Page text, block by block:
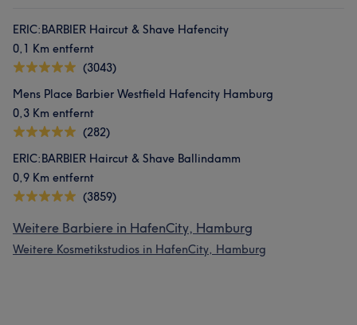
ERIC:BARBIER Haircut & Shave Hafencity
0,1 Km entfernt
(3043)
Mens Place Barbier Westfield Hafencity Hamburg
0,3 Km entfernt
(282)
ERIC:BARBIER Haircut & Shave Ballindamm
0,9 Km entfernt
(3859)
Weitere Barbiere in HafenCity, Hamburg
Weitere Kosmetikstudios in HafenCity, Hamburg